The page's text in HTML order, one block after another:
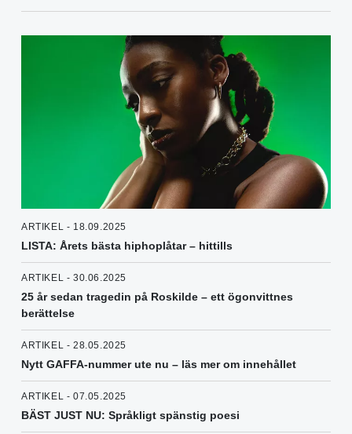
ARTIKEL - 18.09.2025
LISTA: Årets bästa hiphoplåtar – hittills
ARTIKEL - 30.06.2025
25 år sedan tragedin på Roskilde – ett ögonvittnes
berättelse
ARTIKEL - 28.05.2025
Nytt GAFFA-nummer ute nu – läs mer om innehållet
ARTIKEL - 07.05.2025
BÄST JUST NU: Språkligt spänstig poesi